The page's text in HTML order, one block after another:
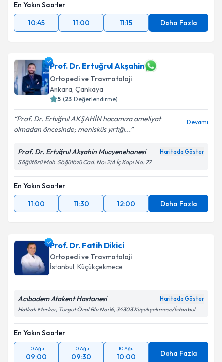
Metni
kapsamda işlenmesini kabul ediyorum.
En Yakın Saatler
10:45
11:00 11:15 Daha Fazla
Prof. Dr. Ertuğrul Akşahin
Ortopedi ve Travmatoloji
Ankara, Çankaya
5 (23 Değerlendirme)
Prof. Dr. Ertuğrul AKŞAHİN hocamıza ameliyat
olmadan öncesinde; menisküs yırtığı...
Devamı
Prof. Dr. Ertuğrul Akşahin Muayenehanesi Haritada Göster
Söğütözü Mah. Söğütözü Cad. No: 2/A İç Kapı No: 27
En Yakın Saatler
11:00
11:30 12:00 Daha Fazla
Prof. Dr. Fatih Dikici
Ortopedi ve Travmatoloji
İstanbul, Küçükçekmece
Acıbadem Atakent Hastanesi Haritada Göster
Halkalı Merkez, Turgut Özal Blv No:16, 34303 Küçükçekmece/İstanbul
En Yakın Saatler
10 Ağu
09:00
10 Ağu
09:30
10 Ağu
10:00 Daha Fazla